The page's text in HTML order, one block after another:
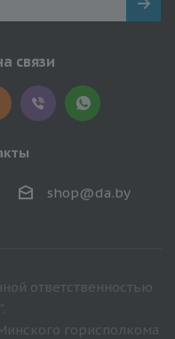
связи
shop@da.by
ответственностью
горисполкома